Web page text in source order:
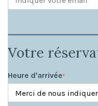
Votre
Heure d'arrivée*